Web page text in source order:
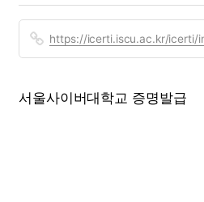
https://icerti.iscu.ac.kr/icerti/
서울사이버대학교 증명발급